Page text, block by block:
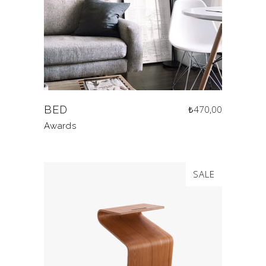
BED ₺470,00
Awards
SALE